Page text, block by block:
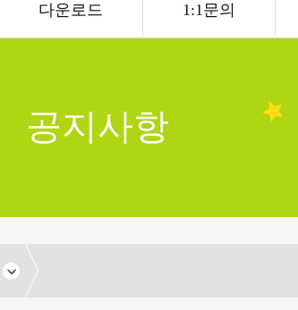
다운로드 1:1문의
공지사항